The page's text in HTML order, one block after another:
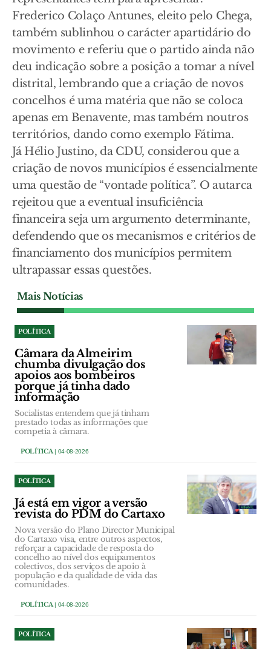
Frederico Colaço Antunes, eleito pelo Chega,
também sublinhou o carácter apartidário do
movimento e referiu que o partido ainda não
deu indicação sobre a posição a tomar a nível
distrital, lembrando que a criação de novos
concelhos é uma matéria que não se coloca
apenas em Benavente, mas também noutros
territórios, dando como exemplo Fátima.
Já Hélio Justino, da CDU, considerou que a
criação de novos municípios é essencialmente
uma questão de “vontade política”. O autarca
rejeitou que a eventual insuficiência
financeira seja um argumento determinante,
defendendo que os mecanismos e critérios de
financiamento dos municípios permitem
ultrapassar essas questões.
Mais Notícias
POLÍTICA
Câmara da Almeirim
chumba divulgação dos
apoios aos bombeiros
porque já tinha dado
informação
Socialistas entendem que já tinham
prestado todas as informações que
competia à câmara.
POLÍTICA| 04-08-2026
POLÍTICA
Já está em vigor a versão
revista do PDM do Cartaxo
Nova versão do Plano Director Municipal
do Cartaxo visa, entre outros aspectos,
reforçar a capacidade de resposta do
concelho ao nível dos equipamentos
colectivos, dos serviços de apoio à
população e da qualidade de vida das
comunidades.
POLÍTICA| 04-08-2026
POLÍTICA